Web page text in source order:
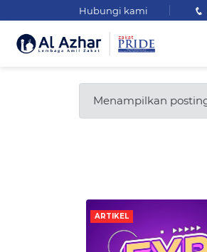
Hubungi kami
Menampilkan
ARTIKEL